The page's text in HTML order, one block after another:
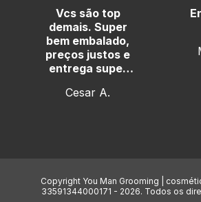
Vcs são top
demais. Super
bem embalado,
preços justos e
entrega super
Cesar A.
Copyright You Man Grooming |
33591344000171 - 2026. Todos os